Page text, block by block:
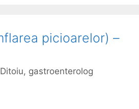
picioarelor) –
gastroenterolog